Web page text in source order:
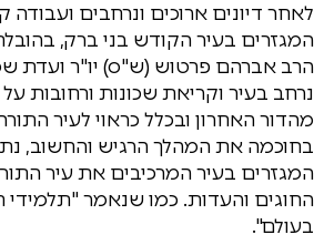
לאחר דיונים ארוכים ונרחבים ועבודה
המגזרים בעיר הקודש בני ברק,
הרב אברהם פרטוש (ש"ס) יו"ר ועדת
נרחב בעיר וקריאת שכונות ורחובות
מהדור האחרון ובכלל כראוי לעיר
בחוכמה את המהלך הרגיש והחשוב, נתן
המגזרים בעיר המרכיבים את עיר
החוגים והעדות. כמו שנאמר
בעולם".